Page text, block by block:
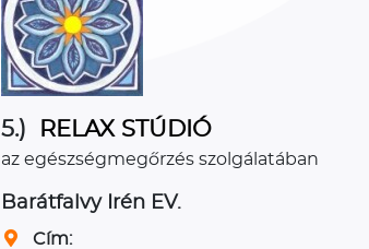
5.) RELAX STÚDIÓ
az egészségmegőrzés szolgálatában
Barátfalvy Irén EV.
Cím: